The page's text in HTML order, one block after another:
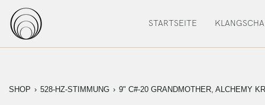
Inhalt
springen
STARTSEITE
SHOP › 528-HZ-STIMMUNG › 9" C#-20 GRANDMOTHER, ALCHEMY